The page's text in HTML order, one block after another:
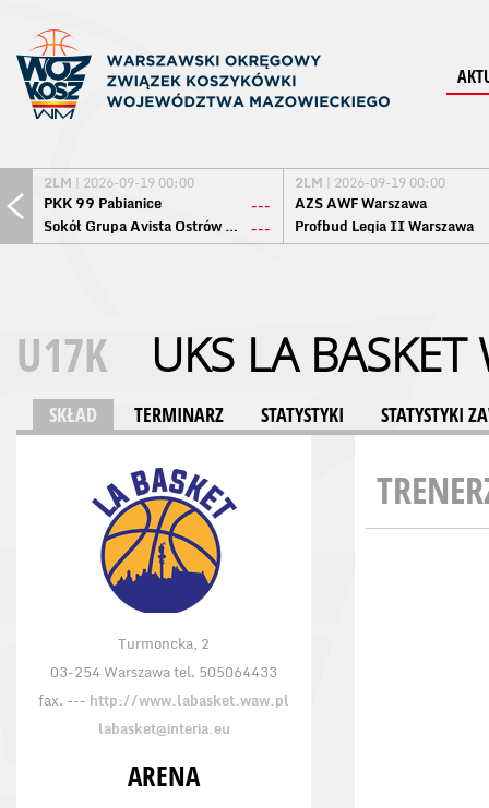
2LM | 2026-09-19 00:00
PKK 99 Pabianice
---
Sokół Grupa Avista Ostrów Maz. ---
2LM | 2026-09-19 00:00
AZS AWF Warszawa
Profbud Legia II Warszawa
U17K UKS LA BASKET
SKŁAD TERMINARZ STATYSTYKI STATYSTYKI
Turmoncka, 2
03-254 Warszawa tel. 505064433
fax. --- http://www.labasket.waw.pl
labasket@interia.eu
ARENA